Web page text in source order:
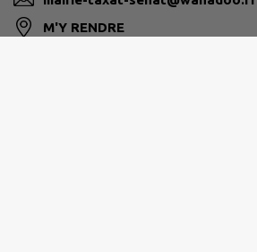
M'Y RENDRE